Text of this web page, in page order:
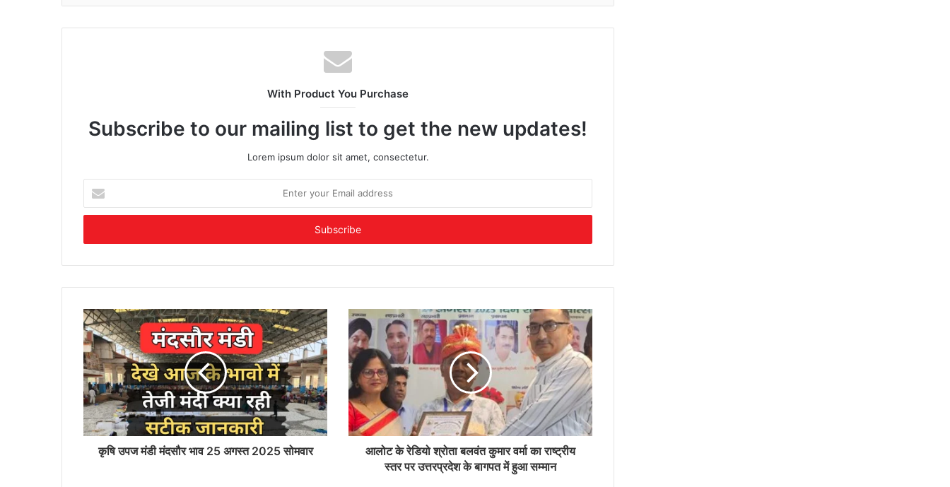
With Product You Purchase
Subscribe to our mailing list to get the new updates!
Lorem ipsum dolor sit amet, consectetur.
your
Email
कृषि उपज मंडी मंदसौर भाव 25 अगस्त 2025 सोमवार
आलोट के रेडियो श्रोता बलवंत कुमार वर्मा का राष्ट्रीय
स्तर पर उत्तरप्रदेश के बागपत में हुआ सम्मान